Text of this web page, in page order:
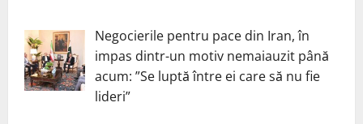
Negocierile pentru pace din Iran, în
impas dintr-un motiv nemaiauzit până
acum: ”Se luptă între ei care să nu fie
lideri”